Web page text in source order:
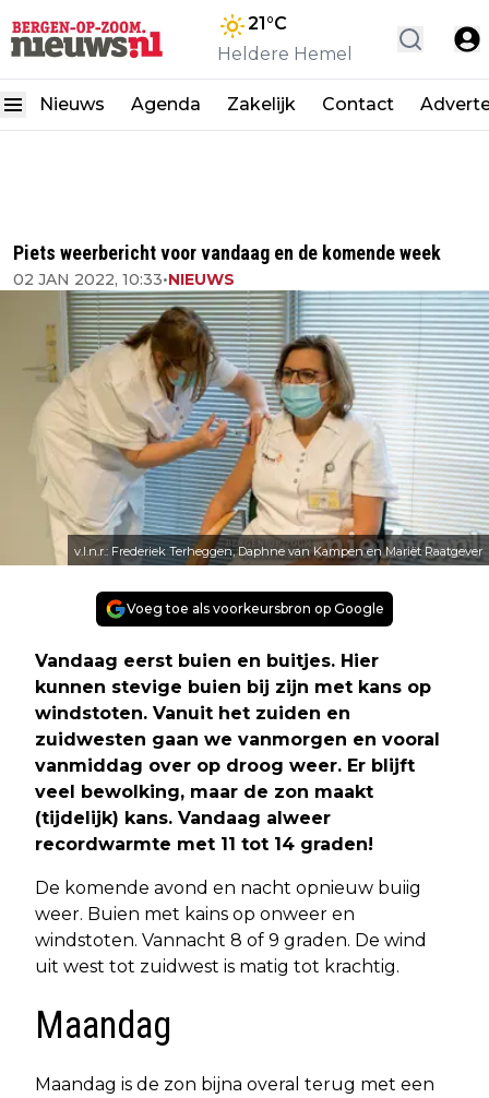
21°C
Heldere Hemel
Nieuws Agenda Zakelijk Contact
Piets weerbericht voor vandaag en de komende week
02 JAN 2022, 10:33•NIEUWS
v.l.n.r.: Frederiek Terheggen, Daphne van Kampen en Mariët Raatgever
Voeg toe als voorkeursbron op Google
Vandaag eerst buien en buitjes. Hier
kunnen stevige buien bij zijn met kans op
windstoten. Vanuit het zuiden en
zuidwesten gaan we vanmorgen en vooral
vanmiddag over op droog weer. Er blijft
veel bewolking, maar de zon maakt
(tijdelijk) kans. Vandaag alweer
recordwarmte met 11 tot 14 graden!
De komende avond en nacht opnieuw buiig
weer. Buien met kains op onweer en
windstoten. Vannacht 8 of 9 graden. De wind
uit west tot zuidwest is matig tot krachtig.
Maandag
Maandag is de zon bijna overal terug met een